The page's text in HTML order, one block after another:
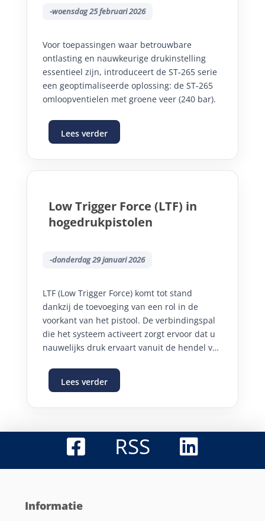
-woensdag 25 februari 2026
Voor toepassingen waar betrouwbare
ontlasting en nauwkeurige drukinstelling
essentieel zijn, introduceert de ST‑265 serie
een geoptimaliseerde oplossing: de ST‑265
omloopventielen met groene veer (240 bar).
Lees verder
Low Trigger Force (LTF) in
hogedrukpistolen
-donderdag 29 januari 2026
LTF (Low Trigger Force) komt tot stand
dankzij de toevoeging van een rol in de
voorkant van het pistool. De verbindingspal
die het systeem activeert zorgt ervoor dat u
nauwelijks druk ervaart vanuit de hendel van
LTF-pistolen zeer aangenaam en minder
belastend maakt.
Lees verder
RSS
Informatie